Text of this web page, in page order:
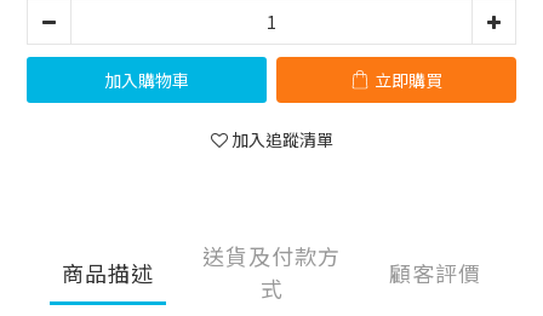
加入購物車 立即購買
加入追蹤清單
商品描述
送貨及付款方
式
顧客評價